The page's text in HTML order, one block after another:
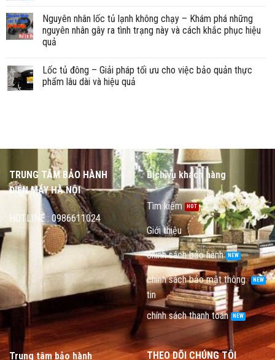
Nguyên nhân lốc tủ lạnh không chạy – Khám phá những
nguyên nhân gây ra tình trạng này và cách khắc phục hiệu
quả
Lốc tủ đông – Giải pháp tối ưu cho việc bảo quản thực
phẩm lâu dài và hiệu quả
TRUNG TÂM BẢO HÀNH
ĐIỆN MÁY HÀ NỘI
HOTLINE : 0986611024
Dịch vụ khách hàng
Tìm kiếm
Giới thiệu
chính sách bảo hành
chính sách bảo mật thông
tin
chính sách thanh toán
Trung tâm bảo hành THEO DÕI CHÚNG TÔI